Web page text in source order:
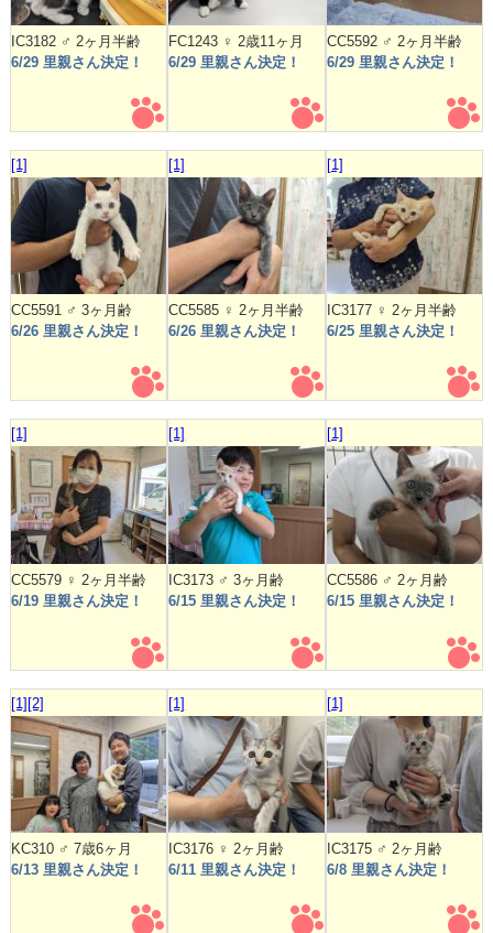
IC3182 ♂ 2ヶ月半齢
6/29 里親さん決定！
FC1243 ♀ 2歳11ヶ月
6/29 里親さん決定！
CC5592 ♂ 2ヶ月半齢
6/29 里親さん決定！
[1]
CC5591 ♂ 3ヶ月齢
6/26 里親さん決定！
[1]
CC5585 ♀ 2ヶ月半齢
6/26 里親さん決定！
[1]
IC3177 ♀ 2ヶ月半齢
6/25 里親さん決定！
[1]
CC5579 ♀ 2ヶ月半齢
6/19 里親さん決定！
[1]
IC3173 ♂ 3ヶ月齢
6/15 里親さん決定！
[1]
CC5586 ♂ 2ヶ月齢
6/15 里親さん決定！
[1][2]
KC310 ♂ 7歳6ヶ月
6/13 里親さん決定！
[1]
IC3176 ♀ 2ヶ月齢
6/11 里親さん決定！
[1]
IC3175 ♂ 2ヶ月齢
6/8 里親さん決定！